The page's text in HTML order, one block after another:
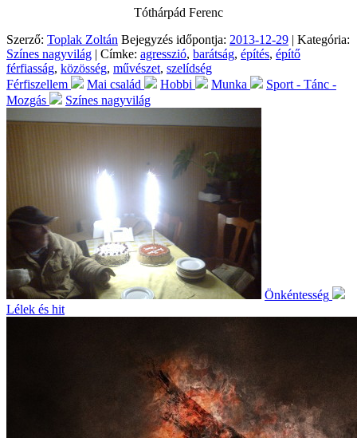
Tóthárpád Ferenc
Szerző: Toplak Zoltán Bejegyzés időpontja: 2013-12-29 | Kategória:
Színes nagyvilág | Címke: agresszió, barátság, építés, építő
férfiasság, közösség, művészet, szelídség
Férfiszellem
Mai család Hobbi Munka
Sport - Tánc -
Mozgás
Színes nagyvilág
Önkéntesség
Lélek és hit